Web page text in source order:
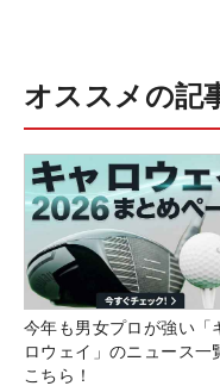
オススメの記
今年も男女プロが強い「
ロウェイ」のニュース一
こちら！